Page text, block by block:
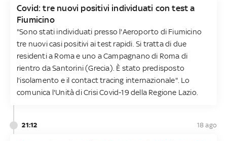
Covid: tre nuovi positivi individuati con test a
Fiumicino
"Sono stati individuati presso l'Aeroporto di Fiumicino
tre nuovi casi positivi ai test rapidi. Si tratta di due
residenti a Roma e uno a Campagnano di Roma di
rientro da Santorini (Grecia). È stato predisposto
l'isolamento e il contact tracing internazionale". Lo
comunica l'Unità di Crisi Covid-19 della Regione Lazio.
21:12 18 ago